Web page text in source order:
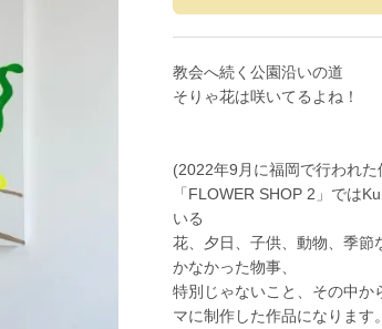
教会へ続く公園沿いの道
そりゃ花は咲いてるよね！
(2022年9月に福岡で行われた
「FLOWER SHOP 2」では
いる
花、夕日、子供、動物、季節
かなかった物事、
特別じゃないこと、その中か
マに制作した作品になります。